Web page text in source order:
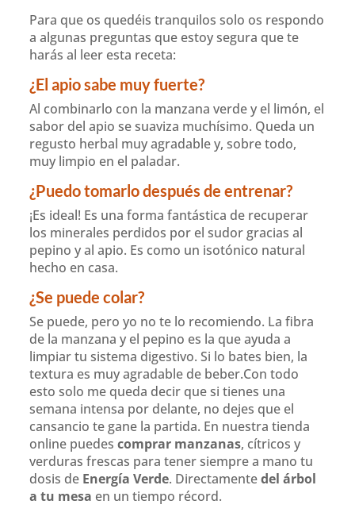
Para que os quedéis tranquilos solo os respondo
a algunas preguntas que estoy segura que te
harás al leer esta receta:
¿El apio sabe muy fuerte?
Al combinarlo con la manzana verde y el limón, el
sabor del apio se suaviza muchísimo. Queda un
regusto herbal muy agradable y, sobre todo,
muy limpio en el paladar.
¿Puedo tomarlo después de entrenar?
¡Es ideal! Es una forma fantástica de recuperar
los minerales perdidos por el sudor gracias al
pepino y al apio. Es como un isotónico natural
hecho en casa.
¿Se puede colar?
Se puede, pero yo no te lo recomiendo. La fibra
de la manzana y el pepino es la que ayuda a
limpiar tu sistema digestivo. Si lo bates bien, la
textura es muy agradable de beber.Con todo
esto solo me queda decir que si tienes una
semana intensa por delante, no dejes que el
cansancio te gane la partida. En nuestra tienda
online puedescomprar manzanas, cítricos y
verduras frescas para tener siempre a mano tu
dosis de Energía Verde. Directamentedel árbol
a tu mesa en un tiempo récord.